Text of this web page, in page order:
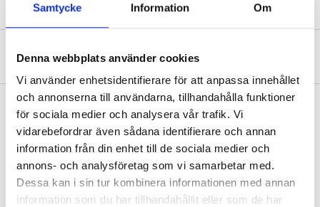
Samtycke Information Om
Denna webbplats använder cookies
Vi använder enhetsidentifierare för att anpassa innehållet
och annonserna till användarna, tillhandahålla funktioner
för sociala medier och analysera vår trafik. Vi
vidarebefordrar även sådana identifierare och annan
information från din enhet till de sociala medier och
annons- och analysföretag som vi samarbetar med.
Dessa kan i sin tur kombinera informationen med annan
information som du har tillhandahållit eller som de har
Om tillverkaren
Köp & Hämta
Köp & Hämta i ditt varuhus inom 2 timmar! För mer information om
tjänsten och våra villkor.
LÄS MER